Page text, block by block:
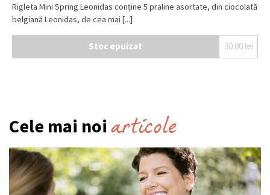
Rigleta Mini Spring Leonidas conține 5 praline asortate, din ciocolată
belgiană Leonidas, de cea mai [...]
Stoc epuizat 30.00 lei
Cele mai noi articole